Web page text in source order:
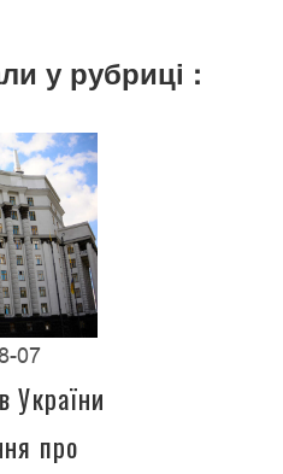
у рубриці :
07
України
про